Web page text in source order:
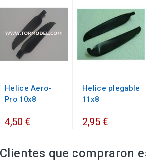
Helice Aero-
Pro 10x8
4,50 €
Helice plegable
11x8
2,95 €
Clientes que compraron